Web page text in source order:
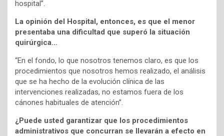
hospital”.
La opinión del Hospital, entonces, es que el menor
presentaba una dificultad que superó la situación
quirúrgica…
“En el fondo, lo que nosotros tenemos claro, es que los
procedimientos que nosotros hemos realizado, el análisis
que se ha hecho de la evolución clínica de las
intervenciones realizadas, no estamos fuera de los
cánones habituales de atención”.
¿Puede usted garantizar que los procedimientos
administrativos que concurran se llevarán a efecto en